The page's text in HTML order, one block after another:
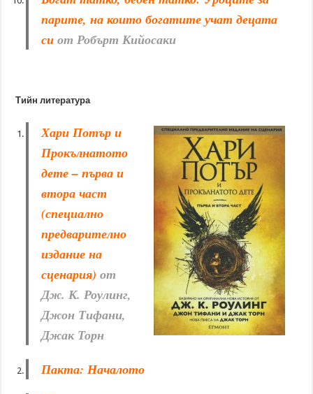
парите, на които богатите учат децата
сиот Робърт Кийосаки
Тийн литература
Хари Потър и
Прокълнатото
дете – първа и
втора част
(специално
предварително
издание на
сценария) от
Дж. К. Роулинг,
Джон Тифани,
Джак Торн
Пакта: Началото